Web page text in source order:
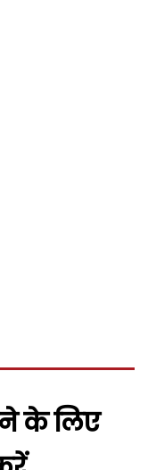
के लिए